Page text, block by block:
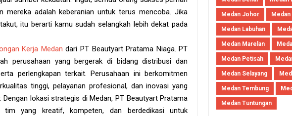
mereka adalah keberanian untuk terus mencoba. Jika
itu berarti kamu sudah selangkah lebih dekat pada
Kerja Medan dari PT Beautyart Pratama Niaga. PT
perusahaan yang bergerak di bidang distribusi dan
perlengkapan terkait. Perusahaan ini berkomitmen
tinggi, pelayanan profesional, dan inovasi yang
Dengan lokasi strategis di Medan, PT Beautyart Pratama
tim yang kreatif, kompeten, dan berdedikasi untuk
Medan Johor Medan
Medan Labuhan
Medan Marelan
Medan Petisah
Medan Selayang
Medan Tembung
Medan Tuntungan